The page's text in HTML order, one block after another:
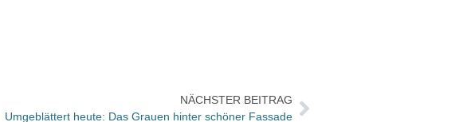
NÄCHSTER BEITRAG
Umgeblättert heute: Das Grauen hinter schöner Fassade